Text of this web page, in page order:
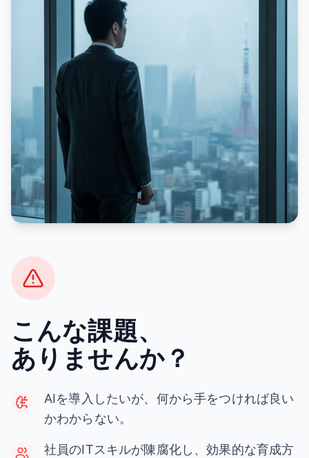
こんな課題、
ありませんか？
AIを導入したいが、何から手をつければ良い
かわからない。
社員のITスキルが陳腐化し、効果的な育成方